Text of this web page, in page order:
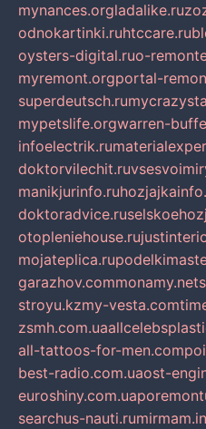
mynances.orgladalike.ru
odnokartinki.ruhtccare.ru
oysters-digital.ruo-
myremont.orgportal-
superdeutsch.ru
mypetslife.orgwarren-
infoelectrik.ru
doktorvilechit.ru
manikjurinfo.ru
doktoradvice.ru
otopleniehouse.ru
mojateplica.ru
garazhov.commonamy.net
stroyu.kzmy-vesta.com
zsmh.com.ua
all-tattoos-for-men.com
best-radio.com.uaost-
euroshiny.com.ua
searchus-nauti.ru